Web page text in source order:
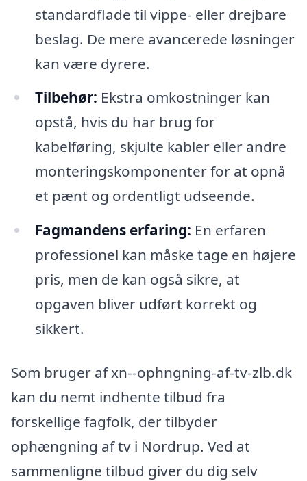
standardflade til vippe- eller drejbare
beslag. De mere avancerede løsninger
kan være dyrere.
Tilbehør: Ekstra omkostninger kan
opstå, hvis du har brug for
kabelføring, skjulte kabler eller andre
monteringskomponenter for at opnå
et pænt og ordentligt udseende.
Fagmandens erfaring: En erfaren
professionel kan måske tage en højere
pris, men de kan også sikre, at
opgaven bliver udført korrekt og
sikkert.
Som bruger af xn--ophngning-af-tv-zlb.dk
kan du nemt indhente tilbud fra
forskellige fagfolk, der tilbyder
ophængning af tv i Nordrup. Ved at
sammenligne tilbud giver du dig selv